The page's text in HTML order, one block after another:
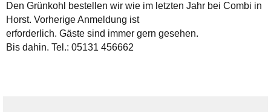
Den Grünkohl bestellen wir wie im letzten Jahr bei Combi in
Horst. Vorherige Anmeldung ist
erforderlich. Gäste sind immer gern gesehen.
Bis dahin. Tel.: 05131 456662